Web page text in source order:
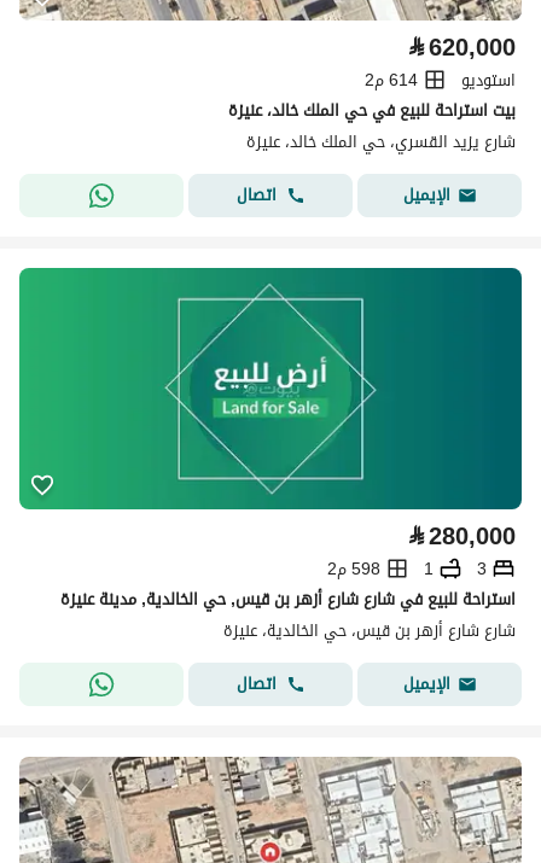
⃁620,000
استوديو
614 م2
بيت استراحة للبيع في حي الملك خالد، عنيزة
شارع يزيد القسري، حي الملك خالد، عنيزة
الإيميل
اتصال
⃁280,000
3
1
598 م2
استراحة للبيع في شارع شارع أزهر بن قيس, حي الخالدية, مدينة عنيزة
شارع شارع أزهر بن قيس، حي الخالدية، عنيزة
الإيميل
اتصال